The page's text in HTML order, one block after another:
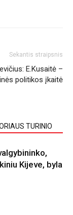
Sekantis straipsnis
E.Kusaitė –
politikos įkaitė
TURINIO
Kijeve, byla